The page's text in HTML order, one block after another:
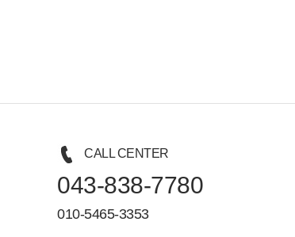
CALL CENTER
043-838-7780
010-5465-3353